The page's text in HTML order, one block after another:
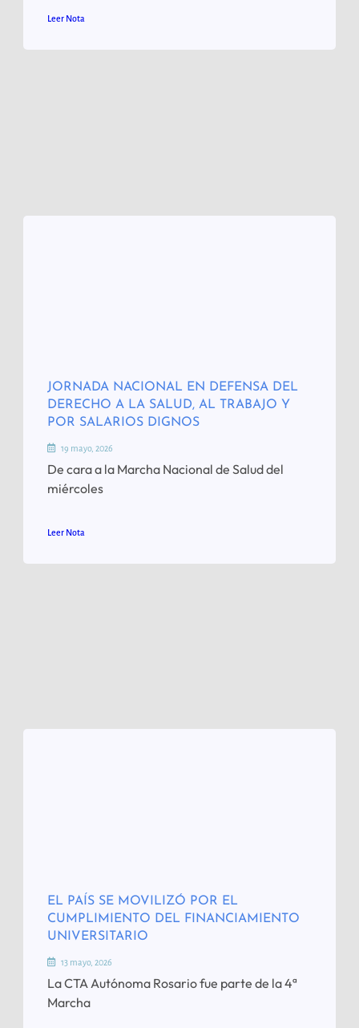
Leer Nota
JORNADA NACIONAL EN DEFENSA DEL
DERECHO A LA SALUD, AL TRABAJO Y
POR SALARIOS DIGNOS
19 mayo, 2026
De cara a la Marcha Nacional de Salud del
miércoles
Leer Nota
EL PAÍS SE MOVILIZÓ POR EL
CUMPLIMIENTO DEL FINANCIAMIENTO
UNIVERSITARIO
13 mayo, 2026
La CTA Autónoma Rosario fue parte de la 4ª
Marcha